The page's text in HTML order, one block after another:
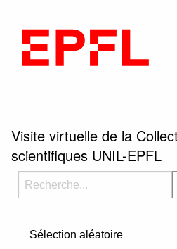
Visite virtuelle de la
scientifiques UNIL-EPFL
Sélection aléatoire